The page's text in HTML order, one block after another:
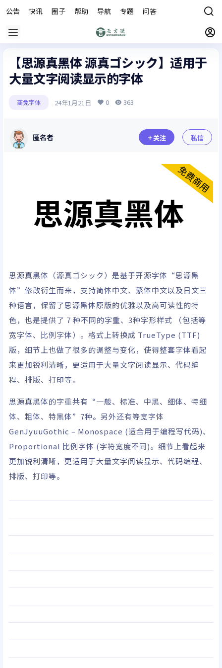
公告 快讯 圈子 帮助 导航 专题 问答
【思源真黑体 源真ゴシック】适用于
大量文字阅读显示的字体
商免字体 24年1月21日 0 363
匿名者 关注 私信
思源真黑体（源真ゴシック）是基于开源字体“思源黑
体”修改衍生而来，支持简体中文、繁体中文以及日文三
种语言，保留了思源黑体原版的优雅以及高可读性的特
色，也是提供了 7 种不同的字重、3种字形样式 （包括等
宽字体、比例字体）。格式上转换成 TrueType (TTF)
版，细节上也做了很多的调整与变化，使得整套字体看起
来更加锐利清晰，更适用于大量文字阅读显示、代码编
程、排版、打印等。
思源真黑体的字重共有“一般、标准、中黑、细体、特细
体、粗体、特黑体”7种。另外还有等宽字体
GenJyuuGothic – Monospace (适合用于编程写代码)、
Proportional 比例字体 (字符宽度不同)。细节上看起来
更加锐利清晰，更适用于大量文字阅读显示、代码编程、
排版、打印等。